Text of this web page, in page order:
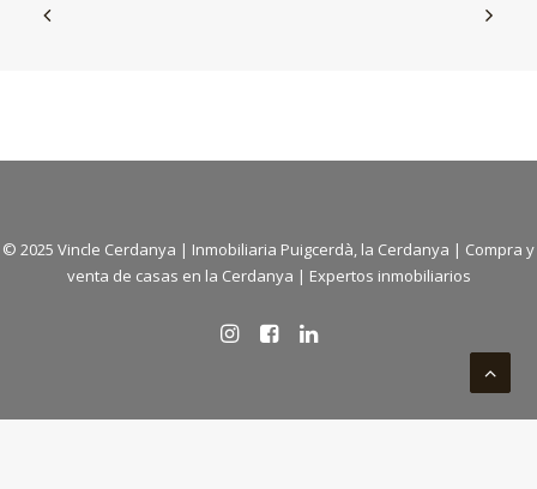
© 2025 Vincle Cerdanya | Inmobiliaria Puigcerdà, la Cerdanya | Compra y
venta de casas en la Cerdanya | Expertos inmobiliarios